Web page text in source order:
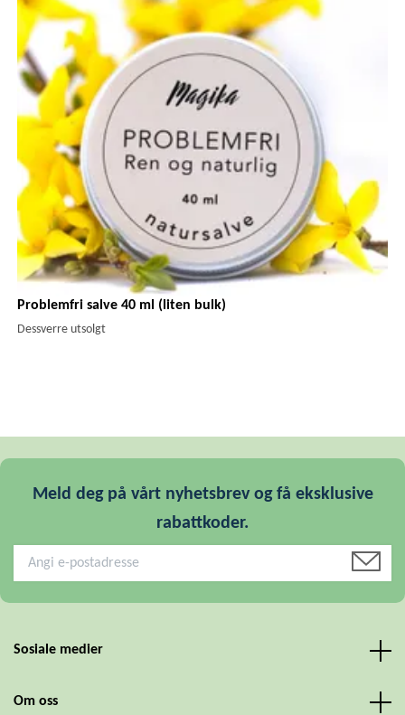
Problemfri salve 40 ml (liten bulk)
Dessverre utsolgt
Meld deg på vårt nyhetsbrev og få eksklusive
rabattkoder.
Sosiale medier
Om oss